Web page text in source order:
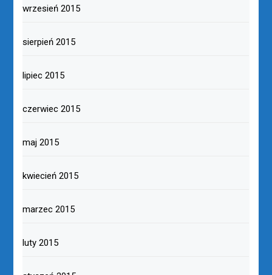
wrzesień 2015
sierpień 2015
lipiec 2015
czerwiec 2015
maj 2015
kwiecień 2015
marzec 2015
luty 2015